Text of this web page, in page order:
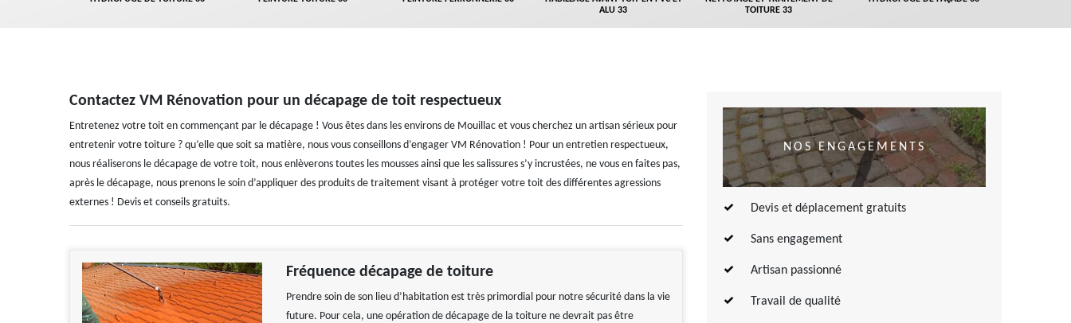
ALU 33
TOITURE 33
Contactez VM Rénovation pour un décapage de toit respectueux
Entretenez votre toit en commençant par le décapage ! Vous êtes dans les environs de Mouillac et vous cherchez un artisan sérieux pour
entretenir votre toiture ? qu’elle que soit sa matière, nous vous conseillons d’engager VM Rénovation ! Pour un entretien respectueux,
nous réaliserons le décapage de votre toit, nous enlèverons toutes les mousses ainsi que les salissures s’y incrustées, ne vous en faites pas,
après le décapage, nous prenons le soin d’appliquer des produits de traitement visant à protéger votre toit des différentes agressions
externes ! Devis et conseils gratuits.
Fréquence décapage de toiture
Prendre soin de son lieu d’habitation est très primordial pour notre sécurité dans la vie
future. Pour cela, une opération de décapage de la toiture ne devrait pas être
NOS ENGAGEMENTS
Devis et déplacement gratuits
Sans engagement
Artisan passionné
Travail de qualité